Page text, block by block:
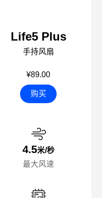
Life5 Plus
手持风扇
¥89.00
购买
4.5米/秒
最大风速